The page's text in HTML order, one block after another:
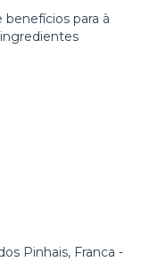
para à
Pinhais, Franca -